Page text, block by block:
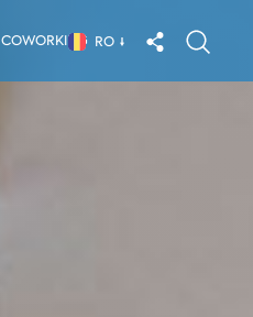
COWORKING RO